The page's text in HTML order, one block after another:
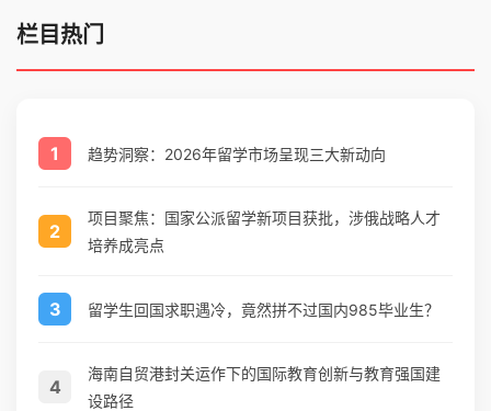
栏目热门
1 趋势洞察：2026年留学市场呈现三大新动向
2
项目聚焦：国家公派留学新项目获批，涉俄战略人才
培养成亮点
3 留学生回国求职遇冷，竟然拼不过国内985毕业生？
4
海南自贸港封关运作下的国际教育创新与教育强国建
设路径